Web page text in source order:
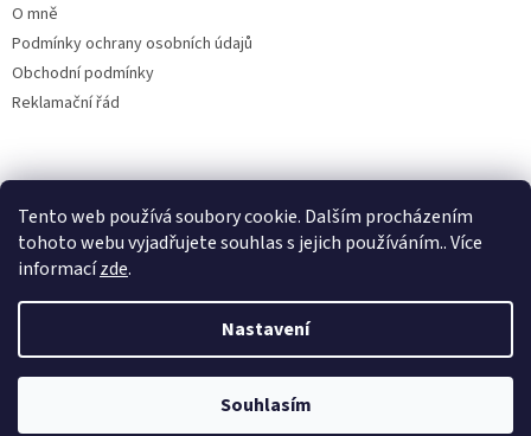
Tento web používá soubory cookie. Dalším procházením
tohoto webu vyjadřujete souhlas s jejich používáním.. Více
informacízde.
Nastavení
Souhlasím
O mně
Podmínky ochrany osobních údajů
Obchodní podmínky
Reklamační řád
Copyright 2026Kapka pro život-Terapeutické ladičky. Všechna
práva vyhrazena.